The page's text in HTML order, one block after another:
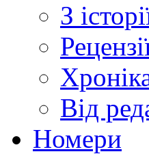
З
Від
Номери